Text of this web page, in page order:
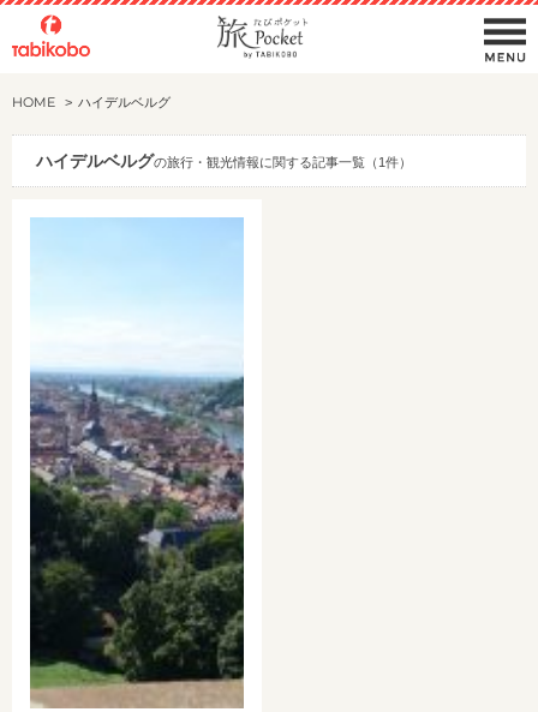
HOME ハイデルベルグ
ハイデルベルグの旅行・観光情報に関する記事一覧（1件）